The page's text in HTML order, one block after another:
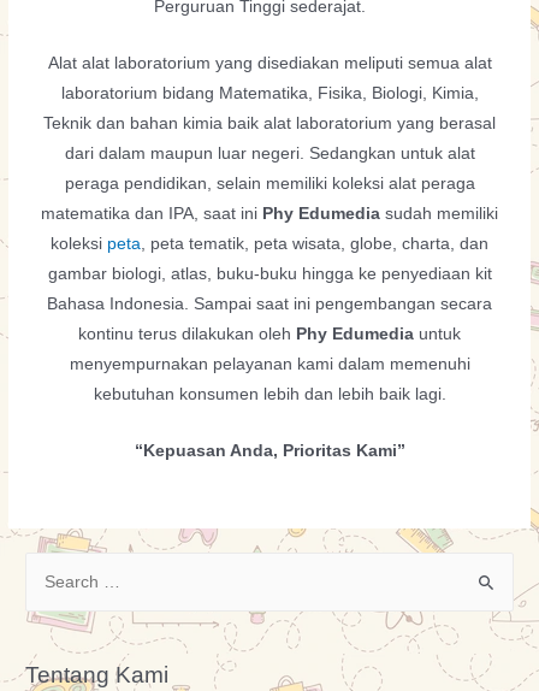
Perguruan Tinggi sederajat.
Alat alat laboratorium yang disediakan meliputi semua alat
laboratorium bidang Matematika, Fisika, Biologi, Kimia,
Teknik dan bahan kimia baik alat laboratorium yang berasal
dari dalam maupun luar negeri. Sedangkan untuk alat
peraga pendidikan, selain memiliki koleksi alat peraga
matematika dan IPA, saat ini Phy Edumedia sudah memiliki
koleksi peta , peta tematik, peta wisata, globe, charta, dan
gambar biologi, atlas, buku-buku hingga ke penyediaan kit
Bahasa Indonesia. Sampai saat ini pengembangan secara
kontinu terus dilakukan oleh Phy Edumedia untuk
menyempurnakan pelayanan kami dalam memenuhi
kebutuhan konsumen lebih dan lebih baik lagi.
“Kepuasan Anda, Prioritas Kami”
Tentang Kami